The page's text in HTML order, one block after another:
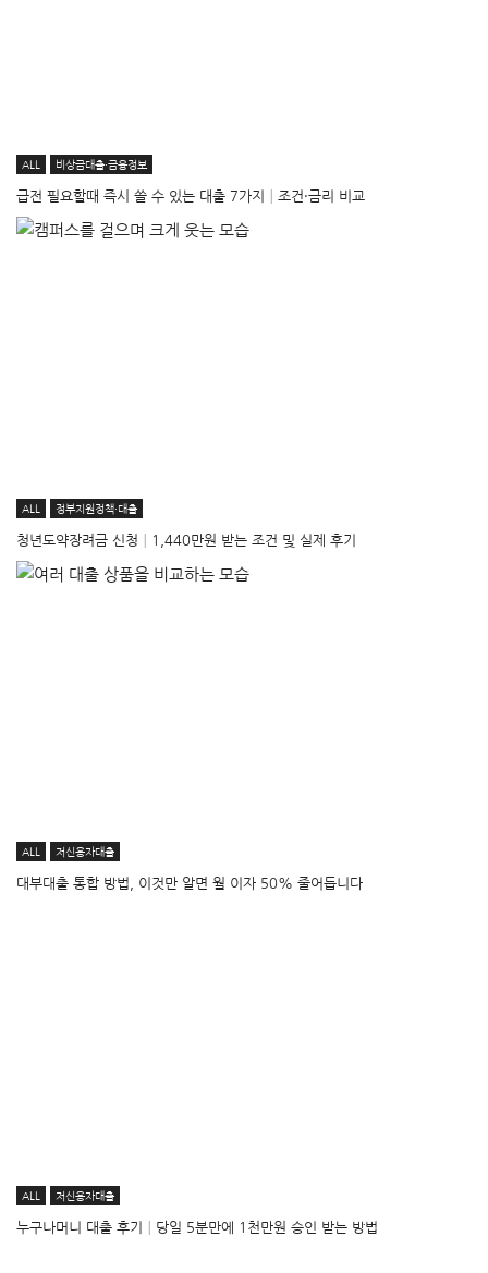
ALL 비상금대출·금융정보
급전 필요할때 즉시 쓸 수 있는 대출 7가지│조건·금리 비교
ALL 정부지원정책·대출
청년도약장려금 신청│1,440만원 받는 조건 및 실제 후기
ALL 저신용자대출
대부대출 통합 방법, 이것만 알면 월 이자 50% 줄어듭니다
ALL 저신용자대출
누구나머니 대출 후기│당일 5분만에 1천만원 승인 받는 방법